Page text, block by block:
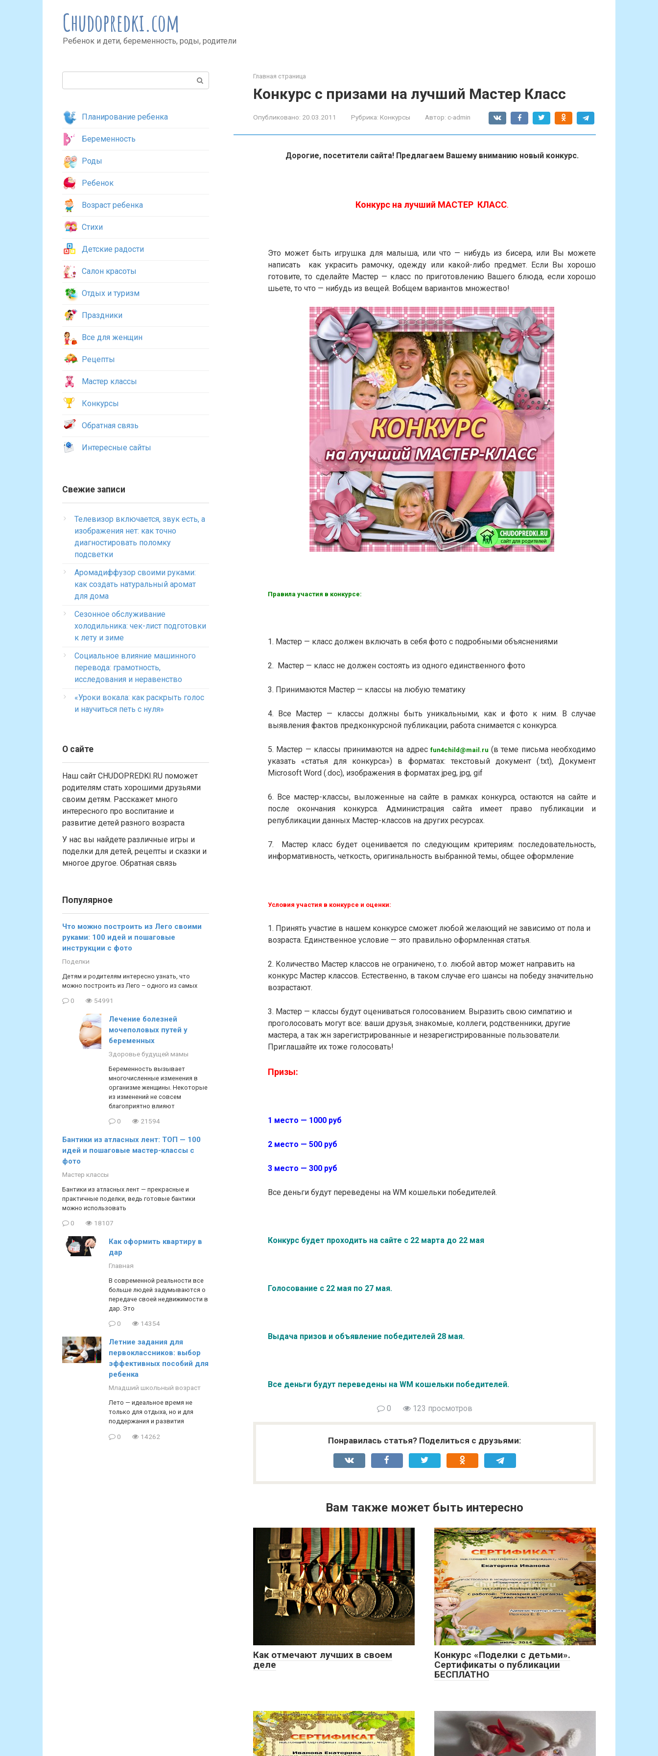
Chudopredki.com
Ребенок и дети, беременность, роды, родители
Главная страница
Конкурс с призами на лучший Мастер Класс
Опубликовано: 20.03.2011 Рубрика: Конкурсы Автор: c-admin
Дорогие, посетители сайта! Предлагаем Вашему вниманию новый конкурс.
Конкурс на лучший МАСТЕР КЛАСС.
Это может быть игрушка для малыша, или что — нибудь из бисера, или Вы можете
написать как украсить рамочку, одежду или какой-либо предмет. Если Вы хорошо
готовите, то сделайте Мастер — класс по приготовлению Вашего блюда, если хорошо
шьете, то что — нибудь из вещей. Вобщем вариантов множество!
Правила участия в конкурсе:
1. Мастер — класс должен включать в себя фото с подробными объяснениями
2. Мастер — класс не должен состоять из одного единственного фото
3. Принимаются Мастер — классы на любую тематику
4. Все Мастер — классы должны быть уникальными, как и фото к ним. В случае
выявления фактов предконкурсной публикации, работа снимается с конкурса.
5. Мастер — классы принимаются на адрес fun4child@mail.ru (в теме письма необходимо
указать «статья для конкурса») в форматах: текстовый документ (.txt), Документ
Microsoft Word (.doc), изображения в форматах jpeg, jpg, gif
6. Все мастер-классы, выложенные на сайте в рамках конкурса, остаются на сайте и
после окончания конкурса. Администрация сайта имеет право публикации и
републикации данных Мастер-классов на других ресурсах.
7. Мастер класс будет оценивается по следующим критериям: последовательность,
информативность, четкость, оригинальность выбранной темы, общее оформление
Условия участия в конкурсе и оценки:
1. Принять участие в нашем конкурсе сможет любой желающий не зависимо от пола и
возраста. Единственное условие — это правильно оформленная статья.
2. Количество Мастер классов не ограничено, т.о. любой автор может направить на
конкурс Мастер классов. Естественно, в таком случае его шансы на победу значительно
возрастают.
3. Мастер — классы будут оцениваться голосованием. Выразить свою симпатию и
проголосовать могут все: ваши друзья, знакомые, коллеги, родственники, другие
мастера, а так жн зарегистрированные и незарегистрированные пользователи.
Приглашайте их тоже голосовать!
Призы:
1 место — 1000 руб
2 место — 500 руб
3 место — 300 руб
Все деньги будут переведены на WM кошельки победителей.
Конкурс будет проходить на сайте с 22 марта до 22 мая
Голосование с 22 мая по 27 мая.
Выдача призов и объявление победителей 28 мая.
Все деньги будут переведены на WM кошельки победителей.
0 123 просмотров
Понравилась статья? Поделиться с друзьями:
Вам также может быть интересно
Как отмечают лучших в своем
деле
Конкурс «Поделки с детьми».
Сертификаты о публикации
БЕСПЛАТНО
Планирование ребенка
Беременность
Роды
Ребенок
Возраст ребенка
Стихи
Детские радости
Салон красоты
Отдых и туризм
Праздники
Все для женщин
Рецепты
Мастер классы
Конкурсы
Обратная связь
Интересные сайты
Свежие записи
Телевизор включается, звук есть, а
изображения нет: как точно
диагностировать поломку
подсветки
Аромадиффузор своими руками:
как создать натуральный аромат
для дома
Сезонное обслуживание
холодильника: чек-лист подготовки
к лету и зиме
Социальное влияние машинного
перевода: грамотность,
исследования и неравенство
«Уроки вокала: как раскрыть голос
и научиться петь с нуля»
О сайте
Наш сайт CHUDOPREDKI.RU поможет
родителям стать хорошими друзьями
своим детям. Расскажет много
интересного про воспитание и
развитие детей разного возраста
У нас вы найдете различные игры и
поделки для детей, рецепты и сказки и
многое другое. Обратная связь
Популярное
Что можно построить из Лего своими
руками: 100 идей и пошаговые
инструкции с фото
Поделки
Детям и родителям интересно узнать, что
можно построить из Лего – одного из самых
0 54991
Лечение болезней
мочеполовых путей у
беременных
Здоровье будущей мамы
Беременность вызывает
многочисленные изменения в
организме женщины. Некоторые
из изменений не совсем
благоприятно влияют
0 21594
Бантики из атласных лент: ТОП — 100
идей и пошаговые мастер-классы с
фото
Мастер классы
Бантики из атласных лент — прекрасные и
практичные поделки, ведь готовые бантики
можно использовать
0 18107
Как оформить квартиру в
дар
Главная
В современной реальности все
больше людей задумываются о
передаче своей недвижимости в
дар. Это
0 14354
Летние задания для
первоклассников: выбор
эффективных пособий для
ребенка
Младший школьный возраст
Лето — идеальное время не
только для отдыха, но и для
поддержания и развития
0 14262